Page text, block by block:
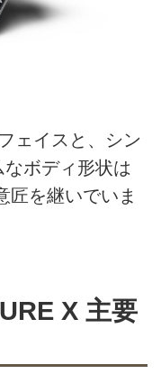
ェイスと、シン
ボディ形状は
匠を継いでいま
X 主要